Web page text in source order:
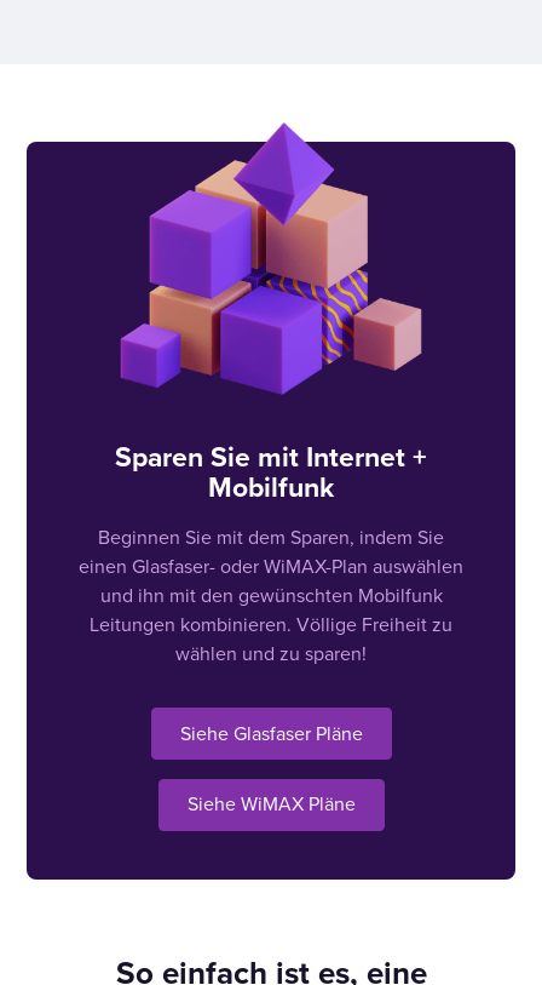
Sparen Sie mit Internet +
Mobilfunk
Beginnen Sie mit dem Sparen, indem Sie
einen Glasfaser- oder WiMAX-Plan auswählen
und ihn mit den gewünschten Mobilfunk
Leitungen kombinieren. Völlige Freiheit zu
wählen und zu sparen!
Siehe Glasfaser Pläne
Siehe WiMAX Pläne
So einfach ist es, eine